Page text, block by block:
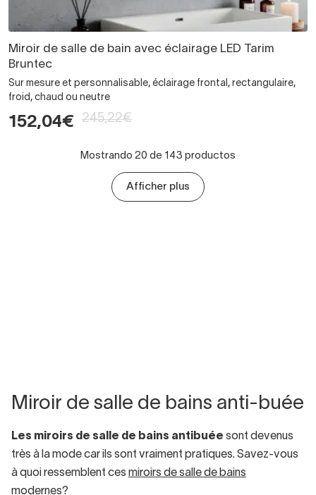
Miroir de salle de bain avec éclairage LED Tarim
Bruntec
Sur mesure et personnalisable, éclairage frontal, rectangulaire,
froid, chaud ou neutre
152,04€ 245,22€
Mostrando 20 de 143 productos
Afficher plus
Miroir de salle de bains anti-buée
Les miroirs de salle de bains antibuée sont devenus
très à la mode car ils sont vraiment pratiques. Savez-vous
à quoi ressemblent ces miroirs de salle de bains
modernes?